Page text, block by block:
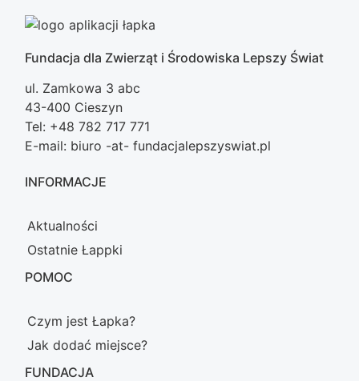
Fundacja dla Zwierząt i Środowiska Lepszy Świat
ul. Zamkowa 3 abc
43-400 Cieszyn
Tel: +48 782 717 771
E-mail: biuro -at- fundacjalepszyswiat.pl
INFORMACJE
Aktualności
Ostatnie Łappki
POMOC
Czym jest Łapka?
Jak dodać miejsce?
FUNDACJA